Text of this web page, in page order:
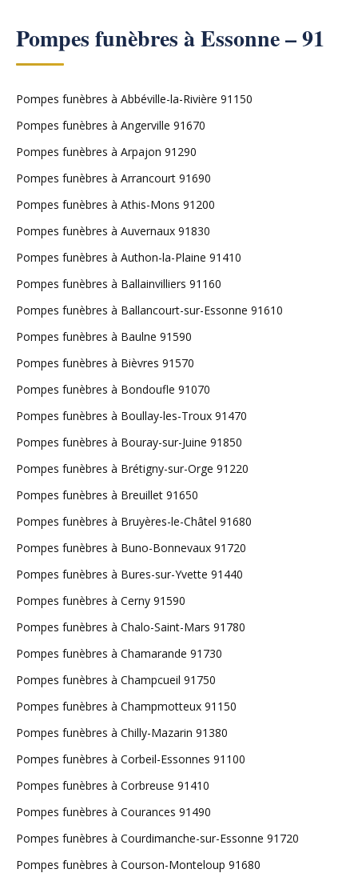
Pompes funèbres à Essonne – 91
Pompes funèbres à Abbéville-la-Rivière 91150
Pompes funèbres à Angerville 91670
Pompes funèbres à Arpajon 91290
Pompes funèbres à Arrancourt 91690
Pompes funèbres à Athis-Mons 91200
Pompes funèbres à Auvernaux 91830
Pompes funèbres à Authon-la-Plaine 91410
Pompes funèbres à Ballainvilliers 91160
Pompes funèbres à Ballancourt-sur-Essonne 91610
Pompes funèbres à Baulne 91590
Pompes funèbres à Bièvres 91570
Pompes funèbres à Bondoufle 91070
Pompes funèbres à Boullay-les-Troux 91470
Pompes funèbres à Bouray-sur-Juine 91850
Pompes funèbres à Brétigny-sur-Orge 91220
Pompes funèbres à Breuillet 91650
Pompes funèbres à Bruyères-le-Châtel 91680
Pompes funèbres à Buno-Bonnevaux 91720
Pompes funèbres à Bures-sur-Yvette 91440
Pompes funèbres à Cerny 91590
Pompes funèbres à Chalo-Saint-Mars 91780
Pompes funèbres à Chamarande 91730
Pompes funèbres à Champcueil 91750
Pompes funèbres à Champmotteux 91150
Pompes funèbres à Chilly-Mazarin 91380
Pompes funèbres à Corbeil-Essonnes 91100
Pompes funèbres à Corbreuse 91410
Pompes funèbres à Courances 91490
Pompes funèbres à Courdimanche-sur-Essonne 91720
Pompes funèbres à Courson-Monteloup 91680